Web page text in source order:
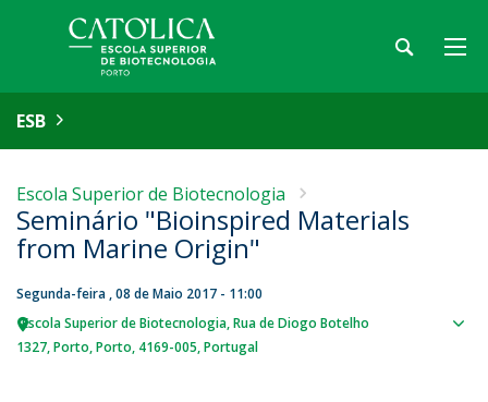
ESB
Escola Superior de Biotecnologia
Seminário "Bioinspired Materials
from Marine Origin"
Segunda-feira , 08 de Maio 2017 - 11:00
Escola Superior de Biotecnologia Rua de Diogo Botelho
1327 Porto Porto 4169-005 Portugal